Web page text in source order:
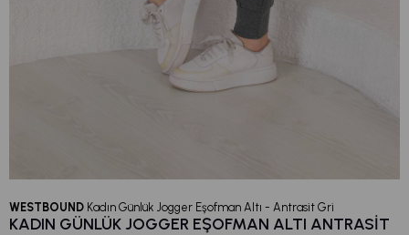
WESTBOUND Kadın Günlük Jogger Eşofman Altı - Antrasit Gri
KADIN GÜNLÜK JOGGER EŞOFMAN ALTI ANTRASIT